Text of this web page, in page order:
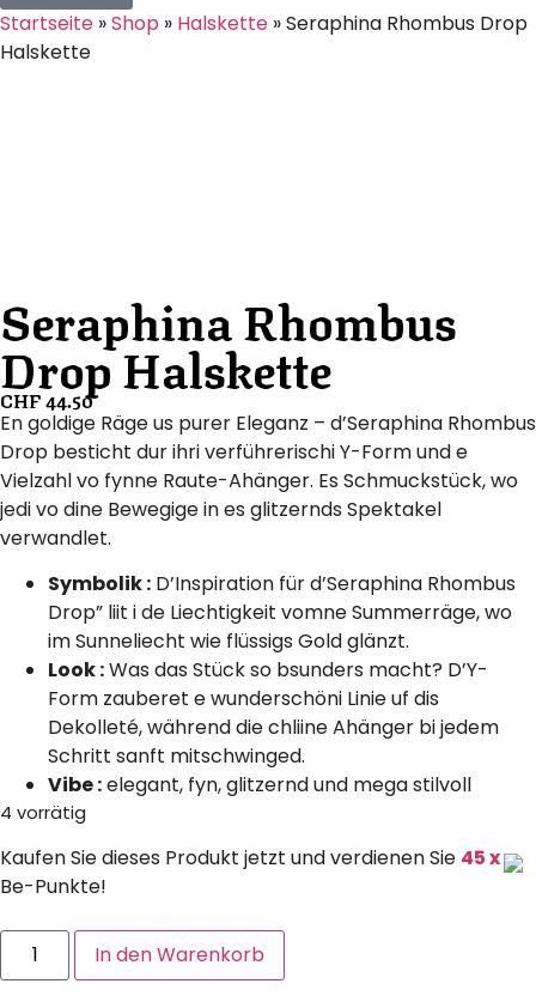
Startseite »Shop » Halskette »Seraphina Rhombus Drop
Halskette
Seraphina Rhombus
Drop Halskette
CHF44.50
En goldige Räge us purer Eleganz – d’Seraphina Rhombus
Drop besticht dur ihri verführerischi Y-Form und e
Vielzahl vo fynne Raute-Ahänger. Es Schmuckstück, wo
jedi vo dine Bewegige in es glitzernds Spektakel
verwandlet.
Symbolik : D’Inspiration für d’Seraphina Rhombus
Drop” liit i de Liechtigkeit vomne Summerräge, wo
im Sunneliecht wie flüssigs Gold glänzt.
Look :Was das Stück so bsunders macht? D’Y-
Form zauberet e wunderschöni Linie uf dis
Dekolleté, während die chliine Ahänger bi jedem
Schritt sanft mitschwinged.
Vibe :elegant, fyn, glitzernd und mega stilvoll
4 vorrätig
Kaufen Sie dieses Produkt jetzt und verdienen Sie 45 x
Be-Punkte!
In den Warenkorb